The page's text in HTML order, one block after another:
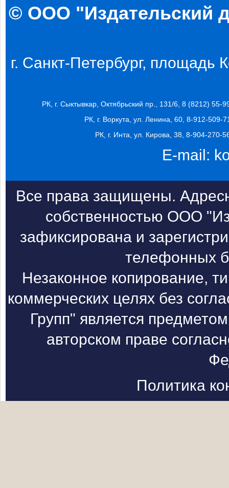
© ООО "Издательский
г. Санкт-Петербург, площадь
РК, г. Сыктывкар, Октябрьский пр., 131/6, 8 (8212) 55-
РК, г. Воркута, ул. Ленина, 60, 8-912-509-
РК, г. Инта, ул. Кирова, 38, 8-904-270-
E-mail:
Все права защищены.
собственностью ООО
зафиксирована и
телефонных
Незаконное копирование,
коммерческих целях без
Групп" является
авторском праве
Политика